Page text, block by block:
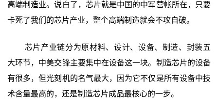
高端制造业。说白了，芯片就是中国的中军营帐所在，只要
卡死了我们的芯片产业，整个高端制造就会不攻自破。
芯片产业链分为原材料、设计、设备、制造、封装五
大环节，中美交锋主要集中在设备这一块。制造芯片的设备
有很多，但光刻机的名气最大，因为它不仅是所有设备中技
术含量最高的，还是制造芯片成品最核心的一步。